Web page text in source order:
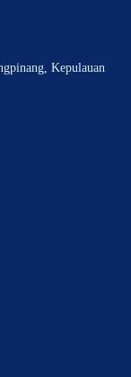
Kepulauan